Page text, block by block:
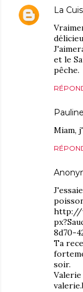
La
et le
pêche.
Pauline
Miam,
http://
8d70-
Ta
soir.
Valerie